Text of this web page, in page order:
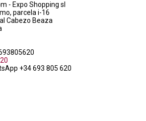
- Expo Shopping sl
parcela i-16
Cabezo Beaza
+34 693 805 620